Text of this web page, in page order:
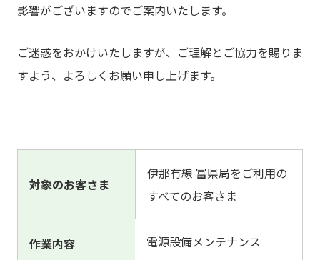
影響がございますのでご案内いたします。
ご迷惑をおかけいたしますが、ご理解とご協力を賜りま
すよう、よろしくお願い申し上げます。
対象のお客さま
伊那有線 富県局をご利用の
すべてのお客さま
作業内容 電源設備メンテナンス